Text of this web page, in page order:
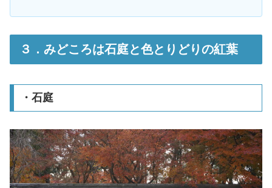
３．みどころは石庭と色とりどりの紅葉
・石庭